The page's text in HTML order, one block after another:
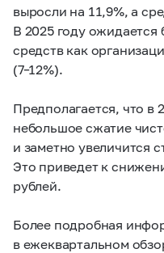
выросли на 11,9%, а
В 2025 году ожидается
средств как
(7–12%).
Предполагается, что в
небольшое сжатие
и заметно увеличится
Это приведет к
рублей.
Более подробная
в ежеквартальном